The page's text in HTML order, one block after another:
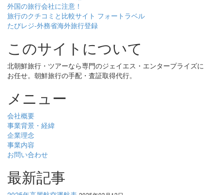
外国の旅行会社に注意！
旅行のクチコミと比較サイト フォートラベル
たびレジ-外務省海外旅行登録
このサイトについて
北朝鮮旅行・ツアーなら専門のジェイエス・エンタープライズに
お任せ。朝鮮旅行の手配・査証取得代行。
メニュー
会社概要
事業背景・経緯
企業理念
事業内容
お問い合わせ
最新記事